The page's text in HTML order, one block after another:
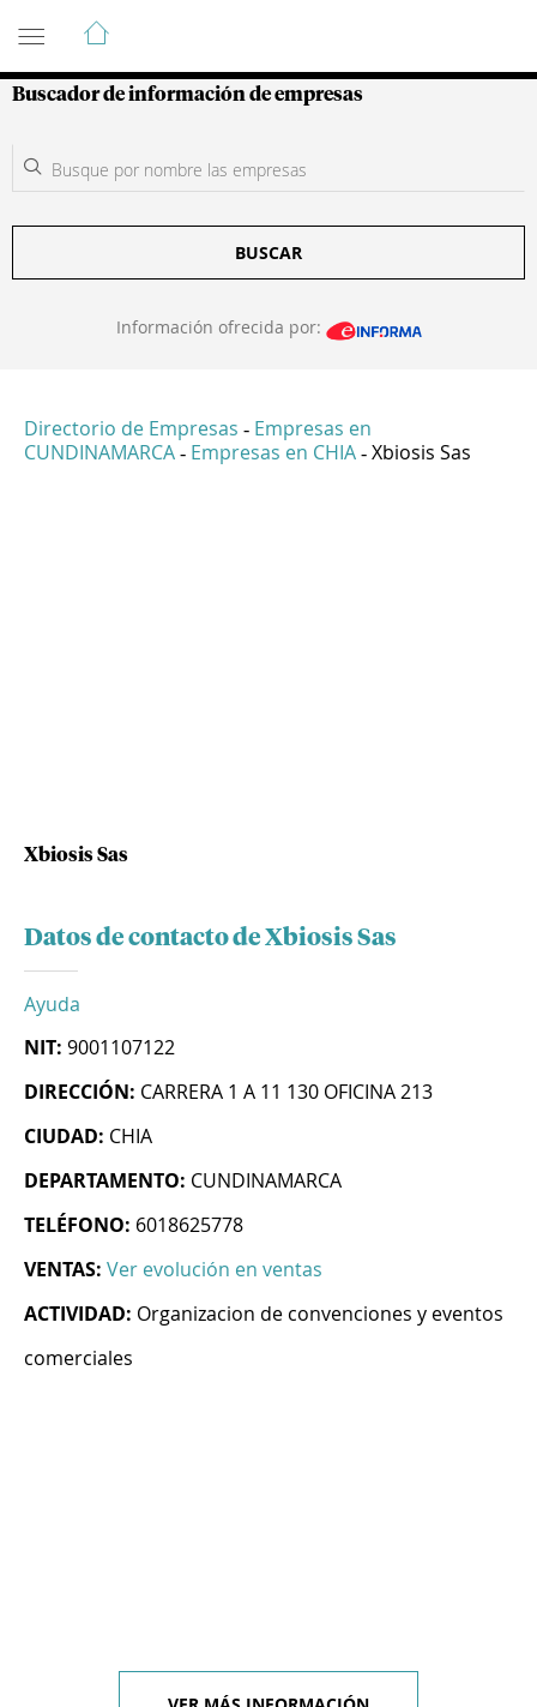
Guía de Empresas Colombianas
Buscador de información de empresas
BUSCAR
Información ofrecida por:
Directorio de Empresas - Empresas en
CUNDINAMARCA - Empresas en CHIA - Xbiosis Sas
Xbiosis Sas
Datos de contacto de Xbiosis Sas
Ayuda
NIT: 9001107122
DIRECCIÓN: CARRERA 1 A 11 130 OFICINA 213
CIUDAD: CHIA
DEPARTAMENTO: CUNDINAMARCA
TELÉFONO: 6018625778
VENTAS: Ver evolución en ventas
ACTIVIDAD: Organizacion de convenciones y eventos
comerciales